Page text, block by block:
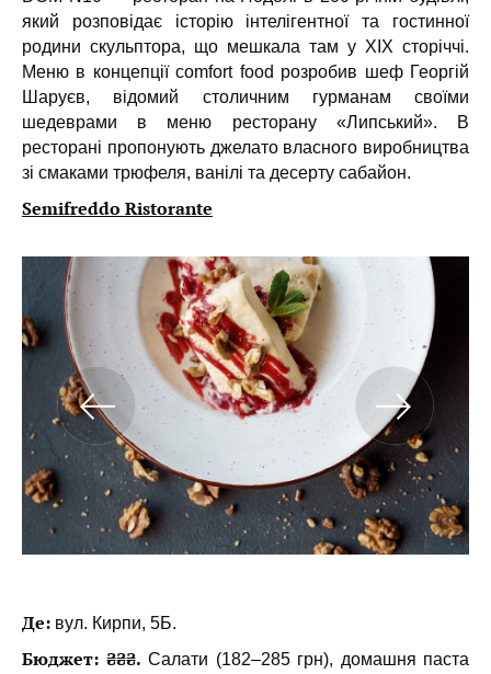
який розповідає історію інтелігентної та гостинної
родини скульптора, що мешкала там у XIX сторіччі.
Меню в концепції comfort food розробив шеф Георгій
Шаруєв, відомий столичним гурманам своїми
шедеврами в меню ресторану «Липський». В
ресторані пропонують джелато власного виробництва
зі смаками трюфеля, ванілі та десерту сабайон.
Semifreddo Ristorante
Де: вул. Кирпи, 5Б.
Бюджет: ₴₴₴. Салати (182–285 грн), домашня паста